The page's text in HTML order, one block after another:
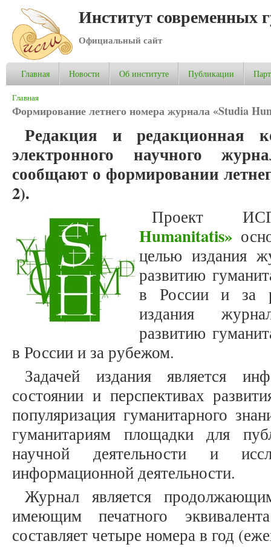
Институт современных
Официальный сайт
Главная Новости Об институте Публикации
Вы здесь
Главная
Формирование летнего номера журнала «Studia
Редакция и редакционная
электронного научного
сообщают о формировании
2).
Проект
Humanitatis»
целью издания
развитию
в России и за
издания
развитию
в России и за рубежом.
Задачей издания является
состоянии и перспективах
популяризация гуманитарного
гуманитариям площадки для
научной деятельности и
информационной деятельности.
Журнал является
имеющим печатного
составляет четыре номера в год